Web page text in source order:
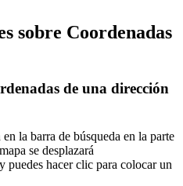
sobre Coordenadas
de una dirección
la barra de búsqueda en la parte
se desplazará
puedes hacer clic para colocar un